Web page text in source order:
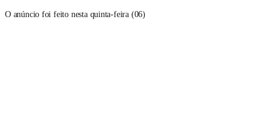
O anúncio foi feito nesta quinta-feira (06)